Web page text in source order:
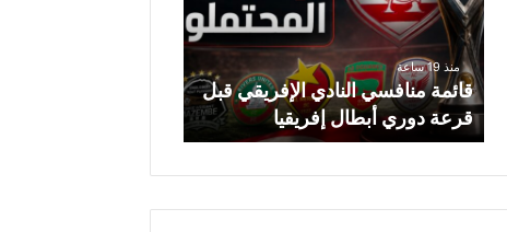
قرعة
دوري
أبطال
إفريقيا
منذ 19 ساعة
قائمة منافسي النادي الإفريقي قبل
قرعة دوري أبطال إفريقيا